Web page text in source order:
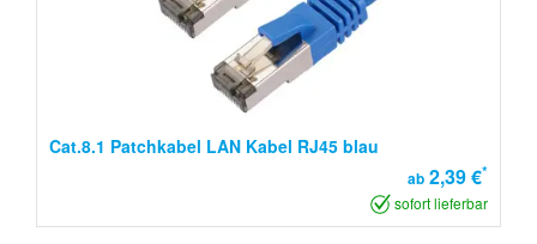
Cat.8.1 Patchkabel LAN Kabel RJ45 blau
ab 2,39 €*
sofort lieferbar